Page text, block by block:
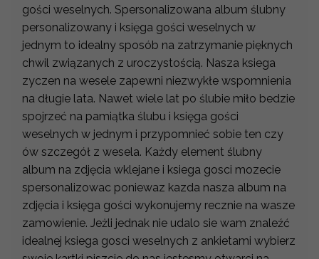
gości weselnych. Spersonalizowana album ślubny
personalizowany i księga gości weselnych w
jednym to idealny sposób na zatrzymanie pięknych
chwil związanych z uroczystością. Nasza ksiega
zyczen na wesele zapewni niezwykłe wspomnienia
na długie lata. Nawet wiele lat po ślubie miło bedzie
spojrzeć na pamiątka ślubu i księga gości
weselnych w jednym i przypomnieć sobie ten czy
ów szczegół z wesela. Każdy element ślubny
album na zdjęcia wklejane i ksiega gosci mozecie
spersonalizowac poniewaz kazda nasza album na
zdjęcia i księga gości wykonujemy recznie na wasze
zamowienie. Jeżli jednak nie udalo sie wam znaleźć
idealnej ksiega gosci weselnych z ankietami wybierz